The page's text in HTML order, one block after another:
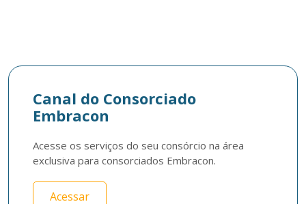
Canal do Consorciado
Embracon
Acesse os serviços do seu consórcio na área
exclusiva para consorciados Embracon.
Acessar